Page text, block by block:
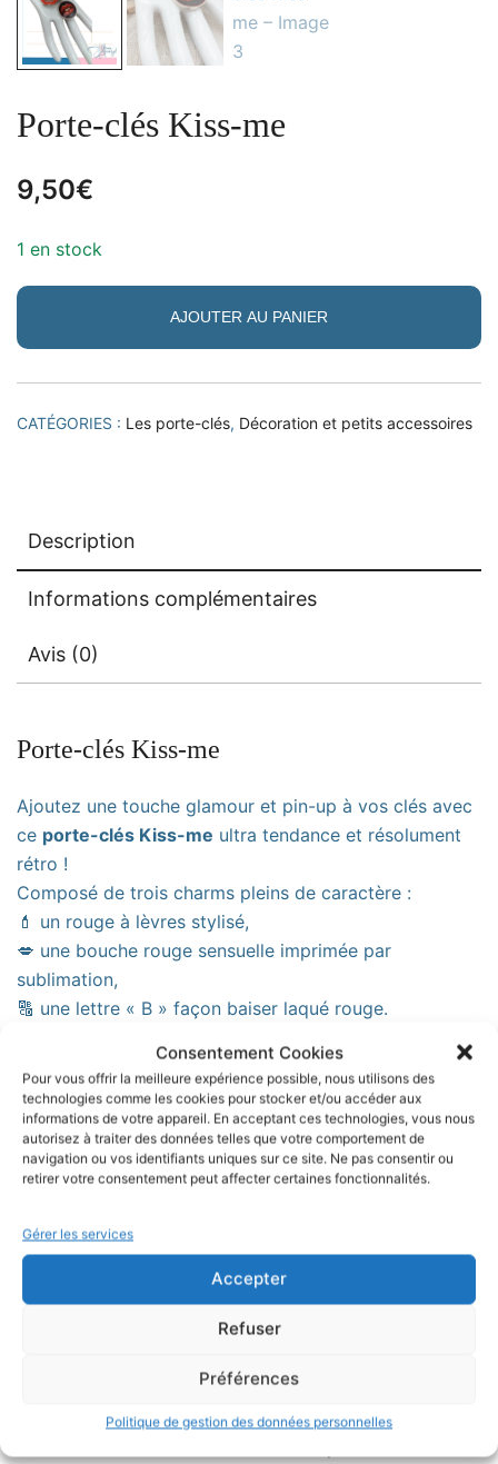
Consentement Cookies
Pour vous offrir la meilleure expérience possible, nous utilisons des
technologies comme les cookies pour stocker et/ou accéder aux
informations de votre appareil. En acceptant ces technologies, vous nous
autorisez à traiter des données telles que votre comportement de
navigation ou vos identifiants uniques sur ce site. Ne pas consentir ou
retirer votre consentement peut affecter certaines fonctionnalités.
Gérer les services
Accepter
Refuser
Préférences
Politique de gestion des données personnelles
Porte-clés Kiss-me
9,50€
1 en stock
AJOUTER AU PANIER
CATÉGORIES : Les porte-clés, Décoration et petits accessoires
Description
Informations complémentaires
Avis (0)
Porte-clés Kiss-me
Ajoutez une touche glamour et pin-up à vos clés avec
ce porte-clés Kiss-me ultra tendance et résolument
rétro !
Composé de trois charms pleins de caractère :
💄 un rouge à lèvres stylisé,
💋 une bouche rouge sensuelle imprimée par
sublimation,
🔠 une lettre « B » façon baiser laqué rouge.
Le motif principal – ces lèvres pulpeuses – est une
illustration exclusive signée M’zelle Amaryllis,
transférée grâce à latechnique de sublimationpour
un rendu net, intense et durable.
sublimée haute qualité